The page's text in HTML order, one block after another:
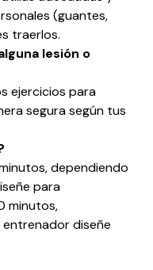
(guantes,
traerlos.
lesión o
ejercicios para
segura según tus
dependiendo
para
minutos,
diseñe